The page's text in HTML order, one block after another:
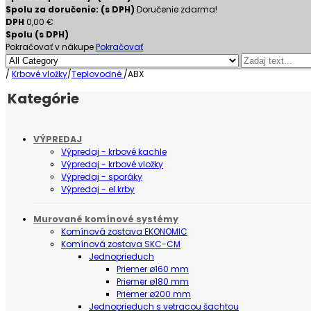
Spolu za doručenie: (s DPH) Doručenie zdarma!
DPH 0,00 €
Spolu (s DPH)
Pokračovať v nákupePokračovať
/ Krbové vložky/Teplovodné /ABX
Kategórie
VÝPREDAJ
Výpredaj - krbové kachle
Výpredaj - krbové vložky
Výpredaj - sporáky
Výpredaj - el.krby
Murované komínové systémy
Komínová zostava EKONOMIC
Komínová zostava SKC-CM
Jednoprieduch
Priemer ø160 mm
Priemer ø180 mm
Priemer ø200 mm
Jednoprieduch s vetracou šachtou